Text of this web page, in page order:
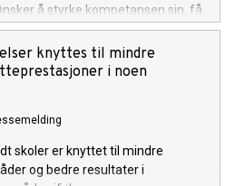
å styrke kompetansen sin, få
et steg videre.
knyttes til mindre
i noen
skoler er knyttet til mindre
og bedre resultater i